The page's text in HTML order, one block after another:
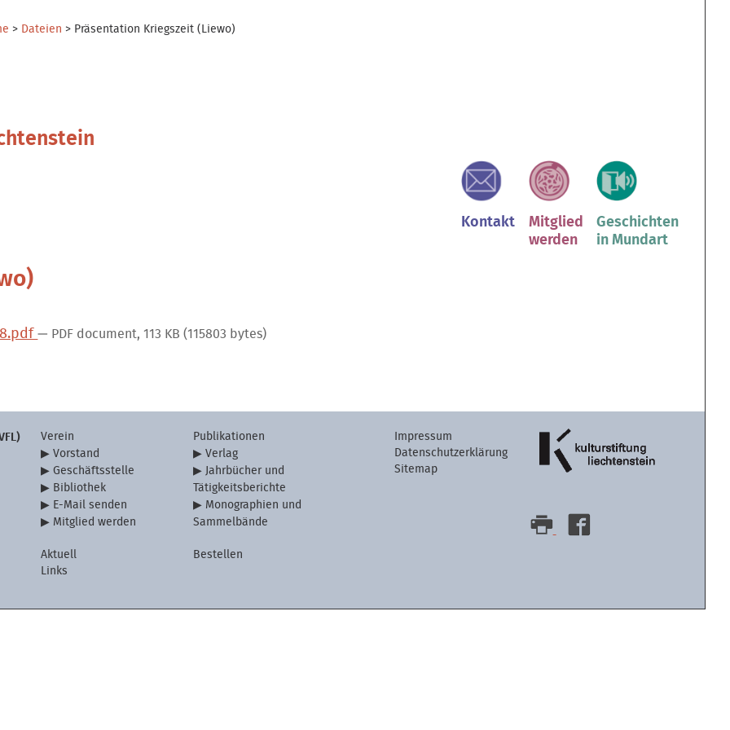
> Dateien > Präsentation Kriegszeit (Liewo)
Kontakt
Mitglied
werden
Geschichten
in Mundart
— PDF document, 113 KB (115803 bytes)
Verein
Vorstand
Geschäftsstelle
Bibliothek
E-Mail senden
Mitglied werden
Aktuell
Links
Publikationen
Verlag
Jahrbücher und
Tätigkeitsberichte
Monographien und
Sammelbände
Bestellen
Impressum
Datenschutzerklärung
Sitemap